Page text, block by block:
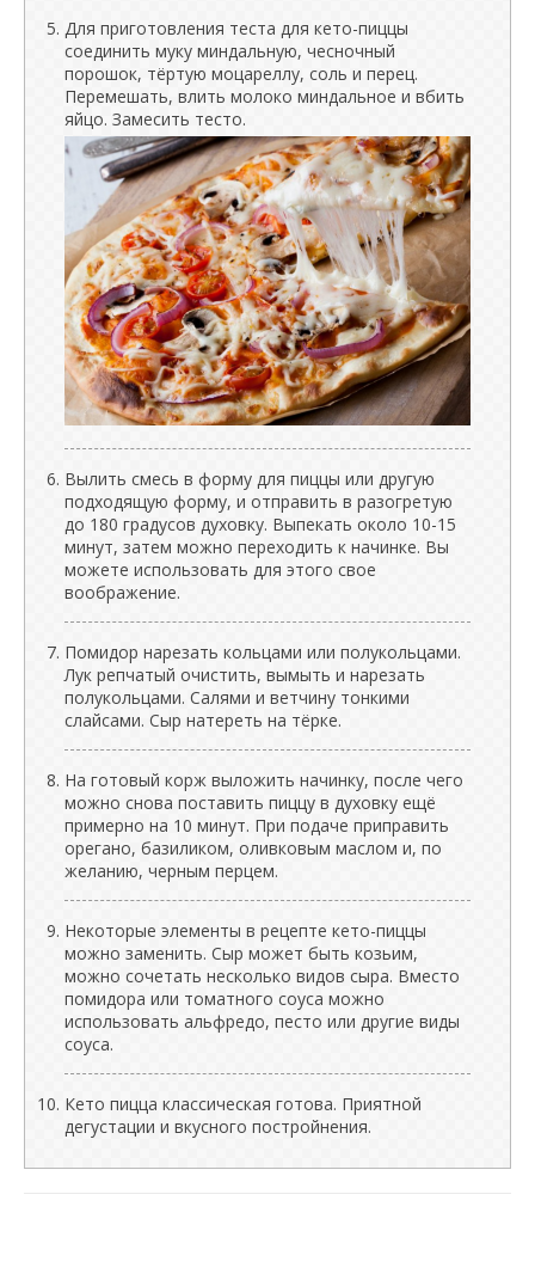
Для приготовления теста для кето-пиццы
соединить муку миндальную, чесночный
порошок, тёртую моцареллу, соль и перец.
Перемешать, влить молоко миндальное и вбить
яйцо. Замесить тесто.
Вылить смесь в форму для пиццы или другую
подходящую форму, и отправить в разогретую
до 180 градусов духовку. Выпекать около 10-15
минут, затем можно переходить к начинке. Вы
можете использовать для этого свое
воображение.
Помидор нарезать кольцами или полукольцами.
Лук репчатый очистить, вымыть и нарезать
полукольцами. Салями и ветчину тонкими
слайсами. Сыр натереть на тёрке.
На готовый корж выложить начинку, после чего
можно снова поставить пиццу в духовку ещё
примерно на 10 минут. При подаче приправить
орегано, базиликом, оливковым маслом и, по
желанию, черным перцем.
Некоторые элементы в рецепте кето-пиццы
можно заменить. Сыр может быть козьим,
можно сочетать несколько видов сыра. Вместо
помидора или томатного соуса можно
использовать альфредо, песто или другие виды
соуса.
Кето пицца классическая готова. Приятной
дегустации и вкусного постройнения.